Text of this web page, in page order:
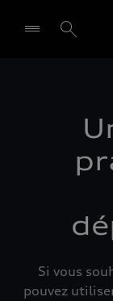
Si vous
pouvez